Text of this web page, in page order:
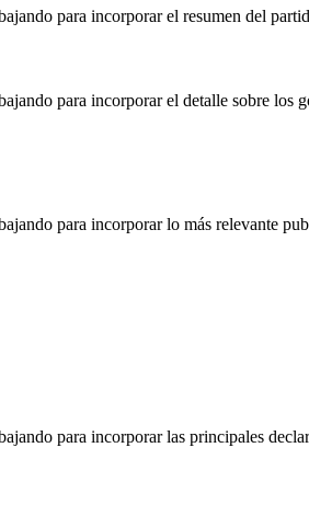
para incorporar el resumen del
para incorporar el detalle sobre
para incorporar lo más relevante
para incorporar las principales